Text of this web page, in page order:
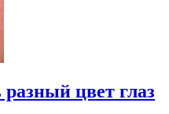
цвет глаз